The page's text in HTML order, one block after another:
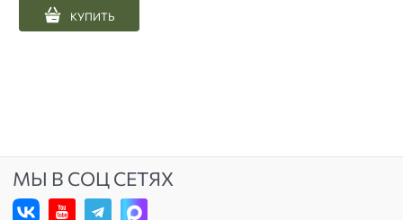
КУПИТЬ
МЫ В СОЦ СЕТЯХ